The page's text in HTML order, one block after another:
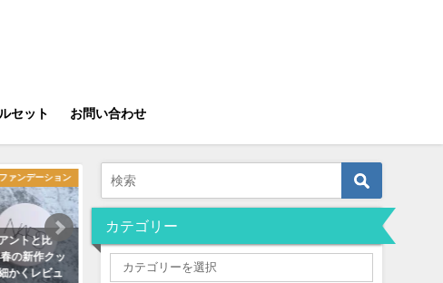
セット お問い合わせ
ファンデーション
ントと比
の新作クッ
かくレビュ
作リキッドファンデをクッション
と比較しながらレビュー
【本当に似てる？】エクセ
ナソルのベージュ系アイシ
カテゴリー